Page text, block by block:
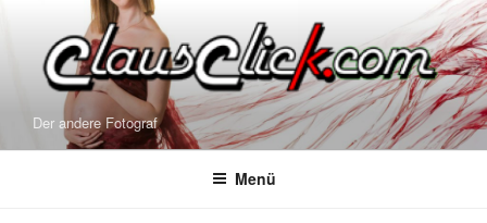
springen
Der andere Fotograf
Menü